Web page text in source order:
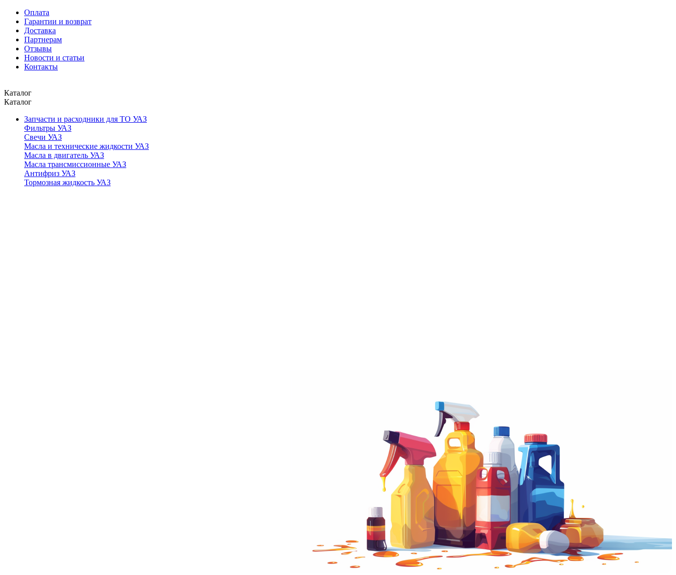
Оплата
Гарантии и возврат
Доставка
Партнерам
Отзывы
Новости и статьи
Контакты
Каталог
Каталог
Запчасти и расходники для ТО УАЗ
Фильтры УАЗ
Свечи УАЗ
Масла и технические жидкости УАЗ
Масла в двигатель УАЗ
Масла трансмиссионные УАЗ
Антифриз УАЗ
Тормозная жидкость УАЗ